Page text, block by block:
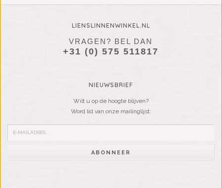
LIENSLINNENWINKEL.NL
VRAGEN? BEL DAN
+31 (0) 575 511817
NIEUWSBRIEF
Wilt u op de hoogte blijven?
Word lid van onze mailinglijst:
ABONNEER